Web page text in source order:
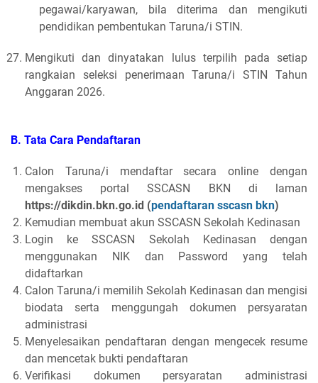
pegawai/karyawan, bila diterima dan mengikuti
pendidikan pembentukan Taruna/i STIN.
Mengikuti dan dinyatakan lulus terpilih pada setiap
rangkaian seleksi penerimaan Taruna/i STIN Tahun
Anggaran 2026.
B. Tata Cara Pendaftaran
Calon Taruna/i mendaftar secara online dengan
mengakses portal SSCASN BKN di laman
https://dikdin.bkn.go.id (pendaftaran sscasn bkn)
Kemudian membuat akun SSCASN Sekolah Kedinasan
Login ke SSCASN Sekolah Kedinasan dengan
menggunakan NIK dan Password yang telah
didaftarkan
Calon Taruna/i memilih Sekolah Kedinasan dan mengisi
biodata serta menggungah dokumen persyaratan
administrasi
Menyelesaikan pendaftaran dengan mengecek resume
dan mencetak bukti pendaftaran
Verifikasi dokumen persyaratan administrasi